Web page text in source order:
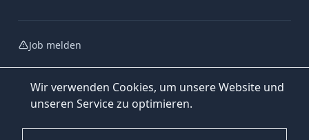
Wir verwenden Cookies, um unsere Website und
unseren Service zu optimieren.
Job melden